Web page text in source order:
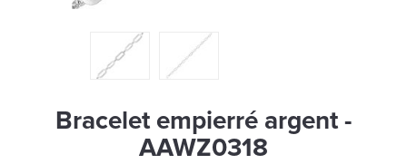
Bracelet empierré argent -
AAWZ0318